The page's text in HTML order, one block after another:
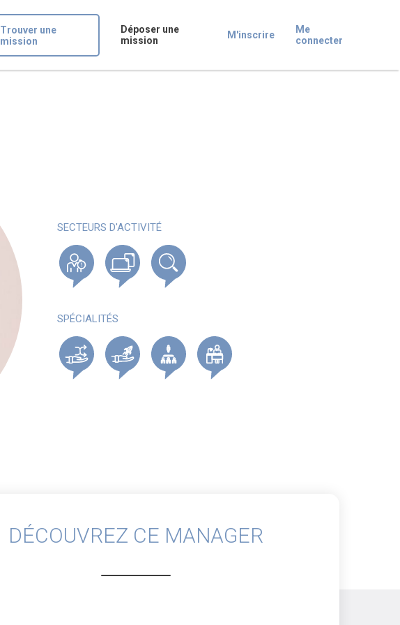
Trouver une
mission
Déposer une
mission
M'inscrire
Me
connecter
SECTEURS D'ACTIVITÉ
SPÉCIALITÉS
DÉCOUVREZ CE MANAGER